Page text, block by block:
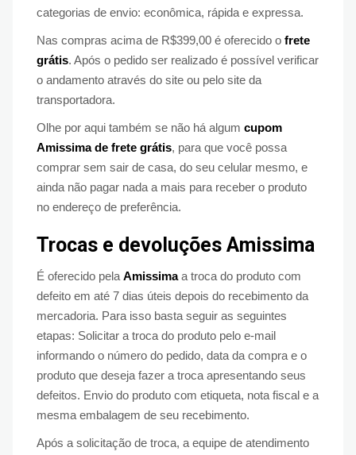
categorias de envio: econômica, rápida e expressa.
Nas compras acima de R$399,00 é oferecido o frete
grátis. Após o pedido ser realizado é possível verificar
o andamento através do site ou pelo site da
transportadora.
Olhe por aqui também se não há algum cupom
Amissima de frete grátis, para que você possa
comprar sem sair de casa, do seu celular mesmo, e
ainda não pagar nada a mais para receber o produto
no endereço de preferência.
Trocas e devoluções Amissima
É oferecido pela Amissimaa troca do produto com
defeito em até 7 dias úteis depois do recebimento da
mercadoria. Para isso basta seguir as seguintes
etapas: Solicitar a troca do produto pelo e-mail
informando o número do pedido, data da compra e o
produto que deseja fazer a troca apresentando seus
defeitos. Envio do produto com etiqueta, nota fiscal e a
mesma embalagem de seu recebimento.
Após a solicitação de troca, a equipe de atendimento